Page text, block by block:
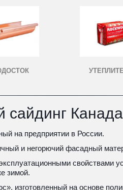
сайдинг
на предприятии в России.
и негорючий фасадный
свойствами
зимой.
изготовленный на основе